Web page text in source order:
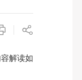
解读如